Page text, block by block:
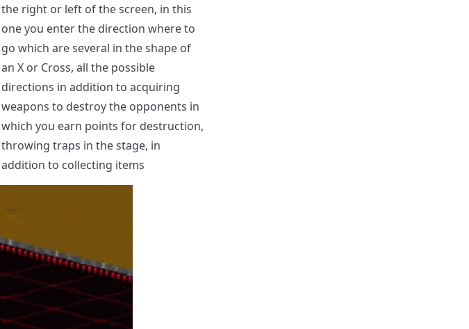
the right or left of the screen, in this
one you enter the direction where to
go which are several in the shape of
an X or Cross, all the possible
directions in addition to acquiring
weapons to destroy the opponents in
which you earn points for destruction,
throwing traps in the stage, in
addition to collecting items